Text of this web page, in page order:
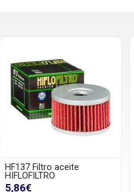
HF159 Filtro aceite